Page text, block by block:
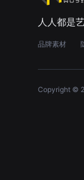
人人都是
品牌素材
Copyright ©